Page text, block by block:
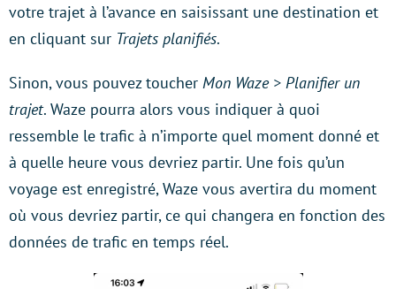
votre trajet à l’avance en saisissant une destination et
en cliquant sur Trajets planifiés.
Sinon, vous pouvez toucher Mon Waze > Planifier un
trajet. Waze pourra alors vous indiquer à quoi
ressemble le trafic à n’importe quel moment donné et
à quelle heure vous devriez partir. Une fois qu’un
voyage est enregistré, Waze vous avertira du moment
où vous devriez partir, ce qui changera en fonction des
données de trafic en temps réel.